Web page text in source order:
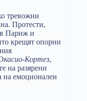
тревожни
Протести,
в Париж и
крещят опорни
Кортез,
на разярени
на емоционален